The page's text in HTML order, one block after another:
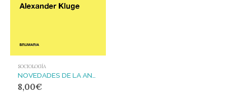
SOCIOLOGÍA
8,00€